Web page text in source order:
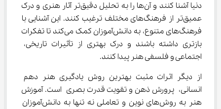
دنیا آشنا کنند و آن‌ها را به تحلیل دقیق‌تر آثار هنری و درک
عمیق‌تر از فرهنگ‌های مختلف ترغیب کنند. این آشنایی با
فرهنگ‌های متنوع، به دانش‌آموزان کمک می‌کند تا تفکرات
بازتری داشته باشند و درک بهتری از تأثیرات تاریخی،
اجتماعی و فلسفی هنر پیدا کنند.
از دیگر اثرات مثبت بهترین روش یادگیری هنر دهم
انسانی، پرورش ذهن و تقویت قدرت بصری است. آموزش
هنر به روش‌های نوین و تعاملی نه تنها به دانش‌آموزان